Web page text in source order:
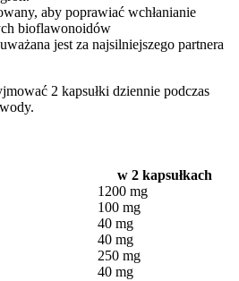
aby poprawiać wchłanianie
bioflawonoidów
jest za najsilniejszego partnera
2 kapsułki dziennie podczas
w 2 kapsułkach
1200 mg
100 mg
40 mg
40 mg
250 mg
40 mg